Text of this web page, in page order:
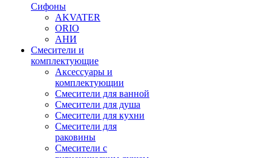
Сифоны
AKVATER
ORIO
АНИ
Смесители и
комплектующие
Аксессуары и
комплектующии
Смесители для ванной
Смесители для душа
Смесители для кухни
Смесители для
раковины
Смесители с